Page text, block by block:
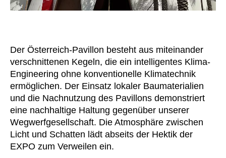
Serbien(RS)
Slowenien(SI)
Spanien(ES)
Südafrika (ZA)
Südkorea (KR)
Taiwan(TW)
Tansania(TZ)
Thailand(TH)
Tschechische Republik
Der Österreich-Pavillon besteht aus miteinander
verschnittenen Kegeln, die ein intelligentes Klima-
Engineering ohne konventionelle Klimatechnik
ermöglichen. Der Einsatz lokaler Baumaterialien
und die Nachnutzung des Pavillons demonstriert
eine nachhaltige Haltung gegenüber unserer
Wegwerfgesellschaft. Die Atmosphäre zwischen
Licht und Schatten lädt abseits der Hektik der
EXPO zum Verweilen ein.